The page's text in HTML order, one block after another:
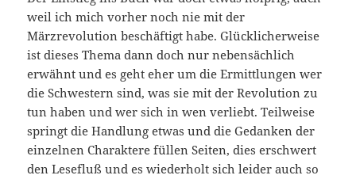
weil ich mich vorher noch nie mit der
Märzrevolution beschäftigt habe. Glücklicherweise
ist dieses Thema dann doch nur nebensächlich
erwähnt und es geht eher um die Ermittlungen wer
die Schwestern sind, was sie mit der Revolution zu
tun haben und wer sich in wen verliebt. Teilweise
springt die Handlung etwas und die Gedanken der
einzelnen Charaktere füllen Seiten, dies erschwert
den Lesefluß und es wiederholt sich leider auch so